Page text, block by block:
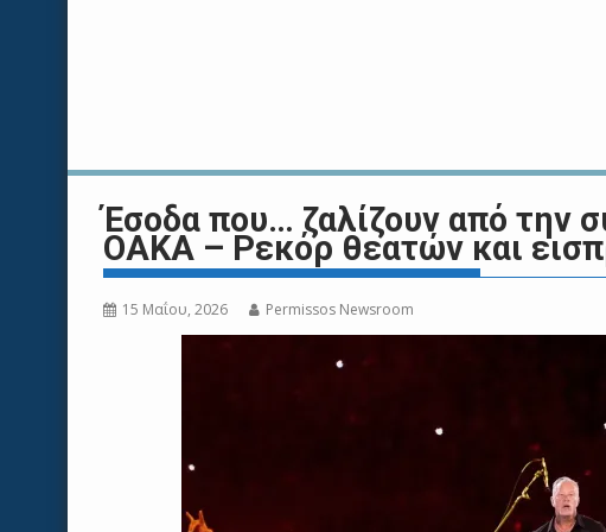
Έσοδα που… ζαλίζουν από την
ΟΑΚΑ – Ρεκόρ θεατών και
15 Μαΐου, 2026 Permissos Newsroom